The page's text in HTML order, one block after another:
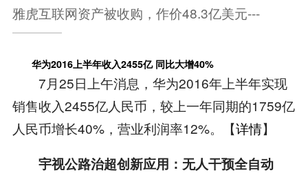
雅虎互联网资产被收购，作价48.3亿美元---
华为2016上半年收入2455亿 同比大增40%
7月25日上午消息，华为2016年上半年实现
销售收入2455亿人民币，较上一年同期的1759亿
人民币增长40%，营业利润率12%。【详情】
宇视公路治超创新应用：无人干预全自动